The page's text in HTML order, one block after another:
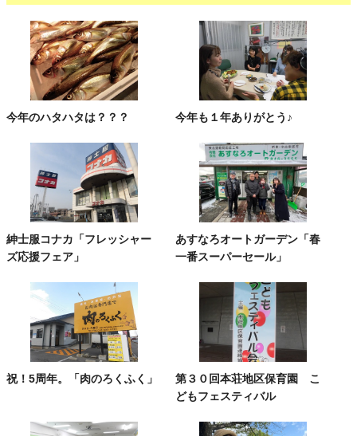
今年のハタハタは？？？ 今年も１年ありがとう♪
紳士服コナカ「フレッシャー
ズ応援フェア」
あすなろオートガーデン「春
一番スーパーセール」
祝！5周年。「肉のろくふく」
第３０回本荘地区保育園 こ
どもフェスティバル